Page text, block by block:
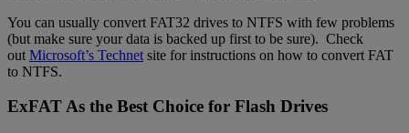
You can usually convert FAT32 drives to NTFS with few problems
(but make sure your data is backed up first to be sure). Check
out Microsoft’s Technet site for instructions on how to convert FAT
to NTFS.
ExFAT As the Best Choice for Flash Drives